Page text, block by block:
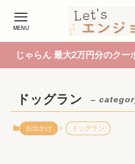
MENU
じゃらん 最大2万円分のクー
ドッグラン –
お出かけ ドッグラン